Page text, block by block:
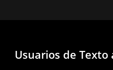
Poland Polish
Usuarios de Texto